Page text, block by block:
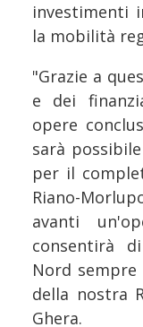
investimenti
la mobilità
"Grazie a
e dei
opere
sarà
per il
Riano-
avanti
consentirà
Nord
della nostra
Ghera.